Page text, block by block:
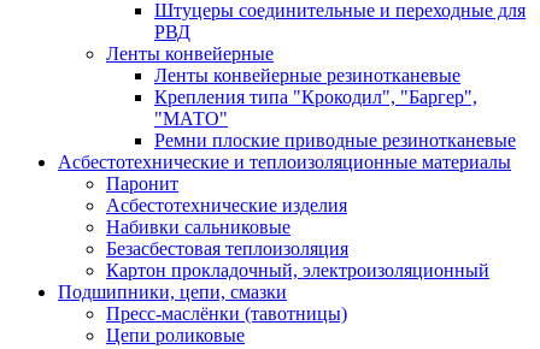
Штуцеры соединительные и переходные для
РВД
Ленты конвейерные
Ленты конвейерные резинотканевые
Крепления типа "Крокодил", "Баргер",
"МАТО"
Ремни плоские приводные резинотканевые
Асбестотехнические и теплоизоляционные материалы
Паронит
Асбестотехнические изделия
Набивки сальниковые
Безасбестовая теплоизоляция
Картон прокладочный, электроизоляционный
Подшипники, цепи, смазки
Пресс-маслёнки (тавотницы)
Цепи роликовые